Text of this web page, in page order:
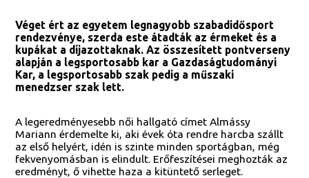
Véget ért az egyetem legnagyobb szabadidősport
rendezvénye, szerda este átadták az érmeket és a
kupákat a díjazottaknak. Az összesített pontverseny
alapján a legsportosabb kar a Gazdaságtudományi
Kar, a legsportosabb szak pedig a műszaki
menedzser szak lett.
A legeredményesebb női hallgató címet Almássy
Mariann érdemelte ki, aki évek óta rendre harcba szállt
az első helyért, idén is szinte minden sportágban, még
fekvenyomásban is elindult. Erőfeszítései meghozták az
eredményt, ő vihette haza a kitüntető serleget.